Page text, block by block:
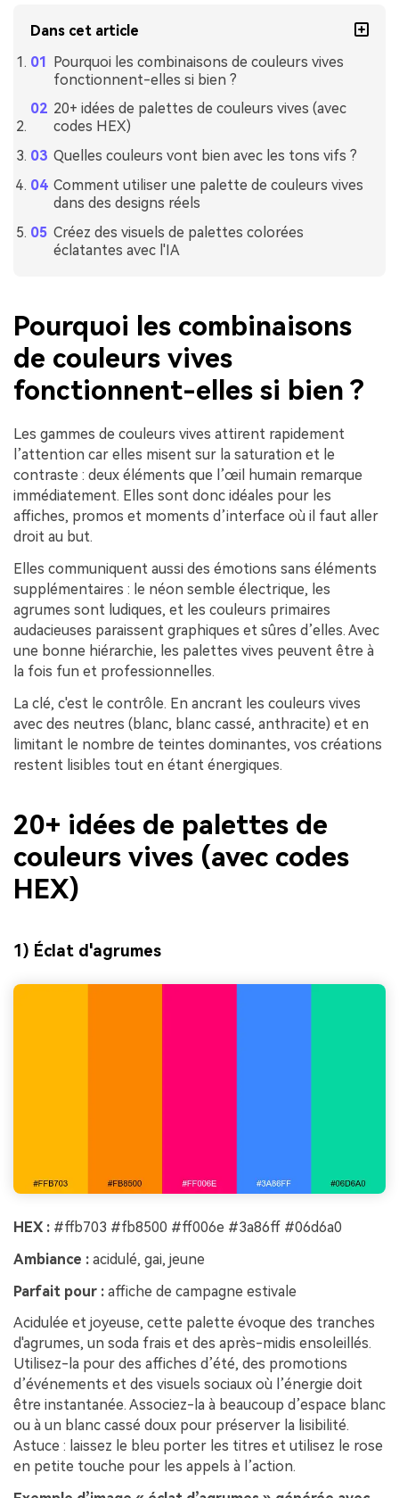
Dans cet article
Pourquoi les combinaisons de couleurs vives
fonctionnent-elles si bien ?
20+ idées de palettes de couleurs vives (avec
codes HEX)
Quelles couleurs vont bien avec les tons vifs ?
Comment utiliser une palette de couleurs vives
dans des designs réels
Créez des visuels de palettes colorées
éclatantes avec l'IA
Pourquoi les combinaisons
de couleurs vives
fonctionnent-elles si bien ?
Les gammes de couleurs vives attirent rapidement
l’attention car elles misent sur la saturation et le
contraste : deux éléments que l’œil humain remarque
immédiatement. Elles sont donc idéales pour les
affiches, promos et moments d’interface où il faut aller
droit au but.
Elles communiquent aussi des émotions sans éléments
supplémentaires : le néon semble électrique, les
agrumes sont ludiques, et les couleurs primaires
audacieuses paraissent graphiques et sûres d’elles. Avec
une bonne hiérarchie, les palettes vives peuvent être à
la fois fun et professionnelles.
La clé, c'est le contrôle. En ancrant les couleurs vives
avec des neutres (blanc, blanc cassé, anthracite) et en
limitant le nombre de teintes dominantes, vos créations
restent lisibles tout en étant énergiques.
20+ idées de palettes de
couleurs vives (avec codes
HEX)
1) Éclat d'agrumes
HEX : #ffb703 #fb8500 #ff006e #3a86ff #06d6a0
Ambiance : acidulé, gai, jeune
Parfait pour : affiche de campagne estivale
Acidulée et joyeuse, cette palette évoque des tranches
d'agrumes, un soda frais et des après-midis ensoleillés.
Utilisez-la pour des affiches d’été, des promotions
d’événements et des visuels sociaux où l’énergie doit
être instantanée. Associez-la à beaucoup d’espace blanc
ou à un blanc cassé doux pour préserver la lisibilité.
Astuce : laissez le bleu porter les titres et utilisez le rose
en petite touche pour les appels à l’action.